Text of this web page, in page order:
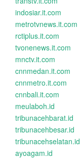
indosiar.it.com
metrotvnews.it.com
rctiplus.it.com
tvonenews.it.com
mnctv.it.com
cnnmedan.it.com
cnnmetro.it.com
cnnbali.it.com
meulaboh.id
tribunacehbarat.id
tribunacehbesar.id
tribunacehselatan.id
ayoagam.id